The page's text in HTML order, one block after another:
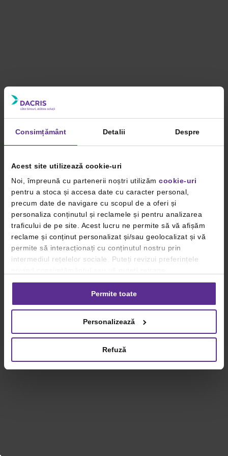
Consimțământ Detalii Despre
Acest site utilizează cookie-uri
Noi, împreună cu partenerii noștri utilizăm cookie-uri
pentru a stoca și accesa date cu caracter personal,
precum date de navigare cu scopul de a oferi și
personaliza conținutul și reclamele și pentru analizarea
traficului de pe site. Acest lucru ne permite să vă afișăm
reclame și conținut personalizat și/sau geolocalizat și vă
permite să interacționați cu conținutul nostru prin
intermediul rețelelor sociale. Puteți revizui preferințele
consimțământul oricând, făcând click pe linkul către
setările dvs. de cookie-uri.
privind utilizarea modulelor cookie.Detalii
Permite toate
Personalizează
Refuză